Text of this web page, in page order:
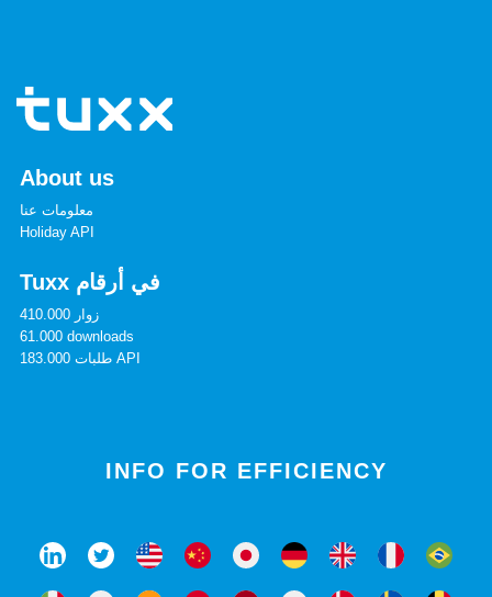
About us
معلومات عنا
Holiday API
Tuxx في أرقام
410.000 زوار
61.000 downloads
183.000 طلبات API
INFO FOR EFFICIENCY